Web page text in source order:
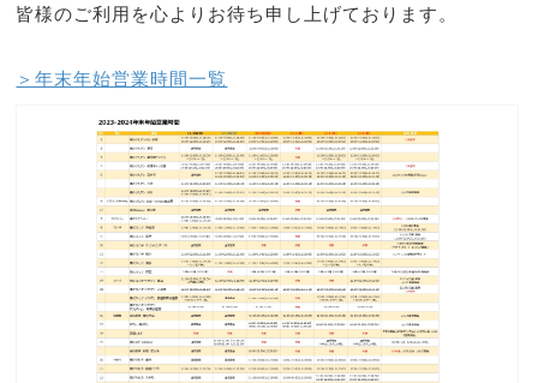
皆様のご利用を心よりお待ち申し上げております。
＞年末年始営業時間一覧